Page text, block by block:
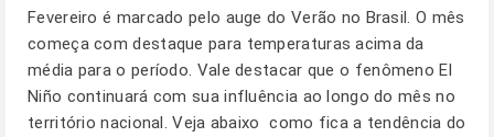
Fevereiro é marcado pelo auge do Verão no Brasil. O mês
começa com destaque para temperaturas acima da
média para o período. Vale destacar que o fenômeno El
Niño continuará com sua influência ao longo do mês no
território nacional. Veja abaixo como fica a tendência do